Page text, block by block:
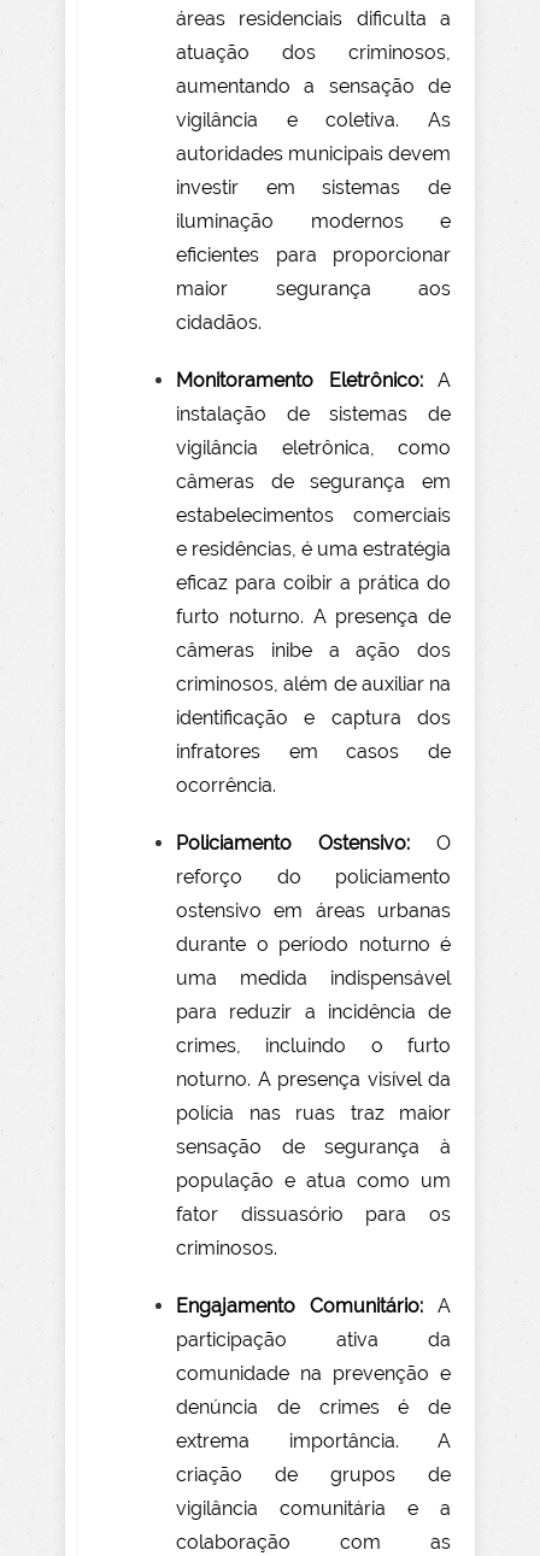
áreas residenciais dificulta a
atuação dos criminosos,
aumentando a sensação de
vigilância e coletiva. As
autoridades municipais devem
investir em sistemas de
iluminação modernos e
eficientes para proporcionar
maior segurança aos
cidadãos.
Monitoramento Eletrônico: A
instalação de sistemas de
vigilância eletrônica, como
câmeras de segurança em
estabelecimentos comerciais
e residências, é uma estratégia
eficaz para coibir a prática do
furto noturno. A presença de
câmeras inibe a ação dos
criminosos, além de auxiliar na
identificação e captura dos
infratores em casos de
ocorrência.
Policiamento Ostensivo: O
reforço do policiamento
ostensivo em áreas urbanas
durante o período noturno é
uma medida indispensável
para reduzir a incidência de
crimes, incluindo o furto
noturno. A presença visível da
polícia nas ruas traz maior
sensação de segurança à
população e atua como um
fator dissuasório para os
criminosos.
Engajamento Comunitário: A
participação ativa da
comunidade na prevenção e
denúncia de crimes é de
extrema importância. A
criação de grupos de
vigilância comunitária e a
colaboração com as